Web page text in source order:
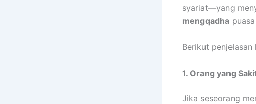
syariat—yang
mengqadha
Berikut
1. Orang yang
Jika seseorang